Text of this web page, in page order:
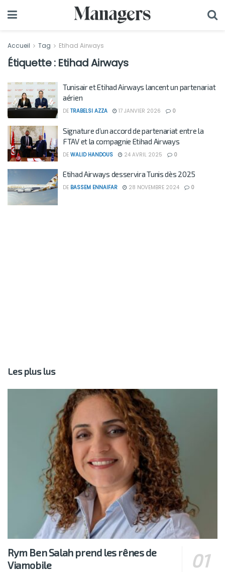
Accueil Tag Etihad Airways
Étiquette : Etihad Airways
Tunisair et Etihad Airways lancent un partenariat
aérien
DE TRABELSI AZZA 17 JANVIER 2026 0
Signature d’un accord de partenariat entre la
FTAV et la compagnie Etihad Airways
DE WALID HANDOUS 24 AVRIL 2025 0
Etihad Airways desservira Tunis dès 2025
DE BASSEM ENNAIFAR 28 NOVEMBRE 2024 0
Les plus lus
Rym Ben Salah prend les rênes de
Viamobile